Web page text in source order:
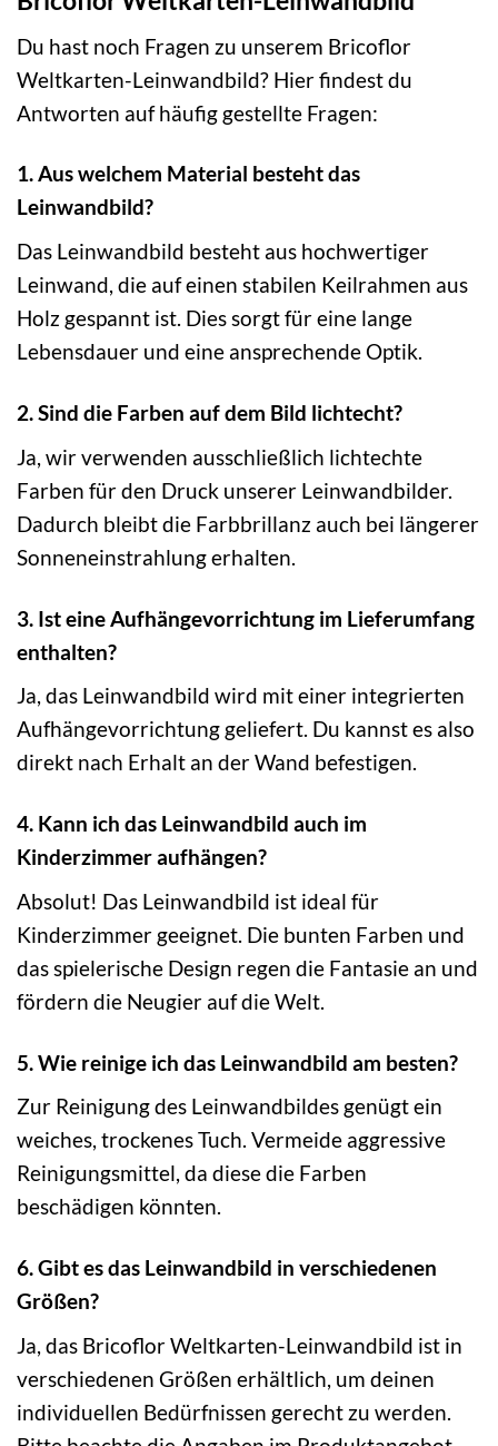
Du hast noch Fragen zu unserem Bricoflor
Weltkarten-Leinwandbild? Hier findest du
Antworten auf häufig gestellte Fragen:
1. Aus welchem Material besteht das
Leinwandbild?
Das Leinwandbild besteht aus hochwertiger
Leinwand, die auf einen stabilen Keilrahmen aus
Holz gespannt ist. Dies sorgt für eine lange
Lebensdauer und eine ansprechende Optik.
2. Sind die Farben auf dem Bild lichtecht?
Ja, wir verwenden ausschließlich lichtechte
Farben für den Druck unserer Leinwandbilder.
Dadurch bleibt die Farbbrillanz auch bei längerer
Sonneneinstrahlung erhalten.
3. Ist eine Aufhängevorrichtung im Lieferumfang
enthalten?
Ja, das Leinwandbild wird mit einer integrierten
Aufhängevorrichtung geliefert. Du kannst es also
direkt nach Erhalt an der Wand befestigen.
4. Kann ich das Leinwandbild auch im
Kinderzimmer aufhängen?
Absolut! Das Leinwandbild ist ideal für
Kinderzimmer geeignet. Die bunten Farben und
das spielerische Design regen die Fantasie an und
fördern die Neugier auf die Welt.
5. Wie reinige ich das Leinwandbild am besten?
Zur Reinigung des Leinwandbildes genügt ein
weiches, trockenes Tuch. Vermeide aggressive
Reinigungsmittel, da diese die Farben
beschädigen könnten.
6. Gibt es das Leinwandbild in verschiedenen
Größen?
Ja, das Bricoflor Weltkarten-Leinwandbild ist in
verschiedenen Größen erhältlich, um deinen
individuellen Bedürfnissen gerecht zu werden.